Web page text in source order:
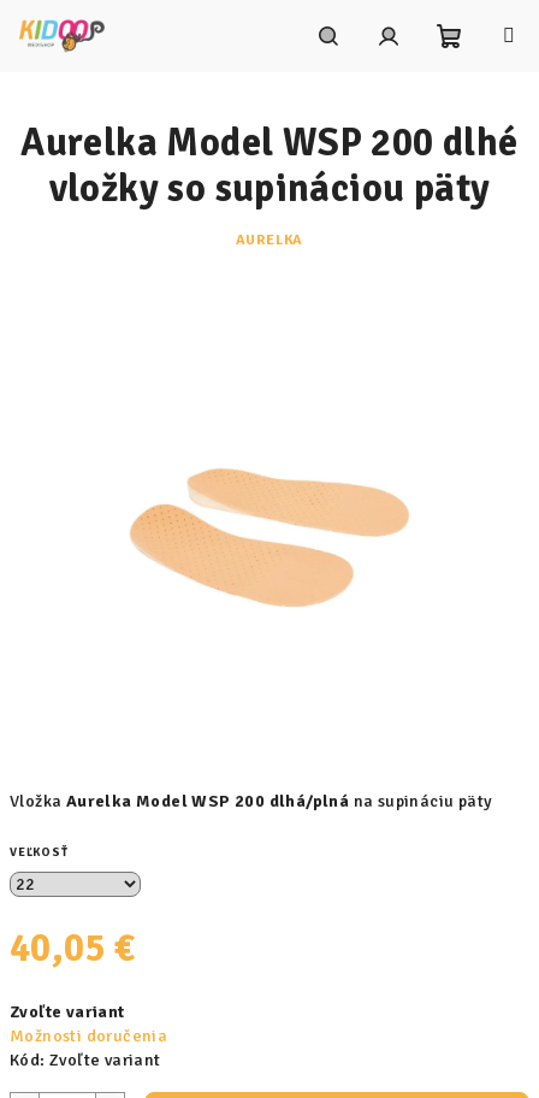
košík
Vložka Aurelka Model WSP 200 dlhá/plná na supináciu päty
VEĽKOSŤ
40,05 €
cena:
Zvoľte variant
Možnosti doručenia
Kód: Zvoľte variant
Aurelka Model WSP 200 dlhé
vložky so supináciou päty
AURELKA